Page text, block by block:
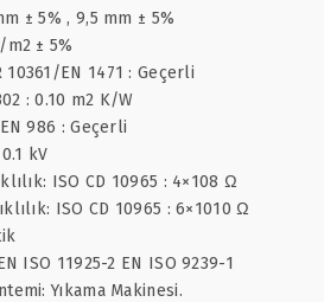
± 5% , 9,5 mm ± 5%
m2 ± 5%
EN 1471 : Geçerli
: 0.10 m2 K/W
986 : Geçerli
kV
ISO CD 10965 : 4×108 Ω
ISO CD 10965 : 6×1010 Ω
ISO 11925-2 EN ISO 9239-1
Yıkama Makinesi.